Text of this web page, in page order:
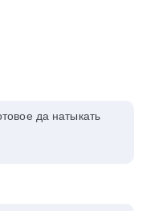
да натыкать